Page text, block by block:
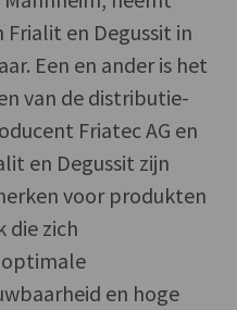
en Degussit in
Een en ander is het
van de distributie-
Friatec AG en
en Degussit zijn
voor produkten
die zich
optimale
en hoge